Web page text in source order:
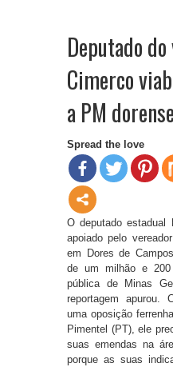
Deputado
Cimerco
a PM dorense
Spread the love
O deputado estadual
apoiado pelo
em Dores de
de um milhão e
pública de Minas
reportagem apurou.
uma oposição
Pimentel (PT), ele
suas emendas na
porque as suas